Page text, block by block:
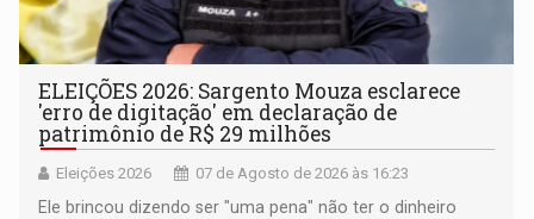
ELEIÇÕES 2026: Sargento Mouza esclarece
'erro de digitação' em declaração de
patrimônio de R$ 29 milhões
Eleições 2026 07 de Agosto de 2026 às 16:23
Ele brincou dizendo ser "uma pena" não ter o dinheiro